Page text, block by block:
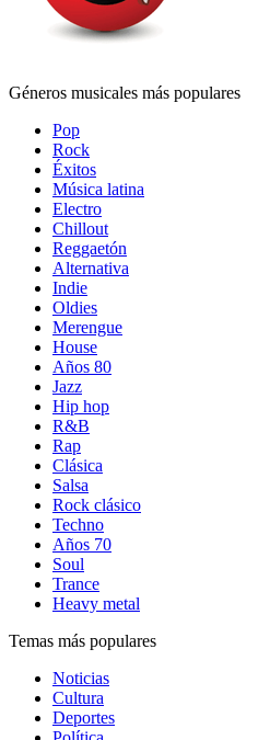
Géneros musicales más populares
Pop
Rock
Éxitos
Música latina
Electro
Chillout
Reggaetón
Alternativa
Indie
Oldies
Merengue
House
Años 80
Jazz
Hip hop
R&B
Rap
Clásica
Salsa
Rock clásico
Techno
Años 70
Soul
Trance
Heavy metal
Temas más populares
Noticias
Cultura
Deportes